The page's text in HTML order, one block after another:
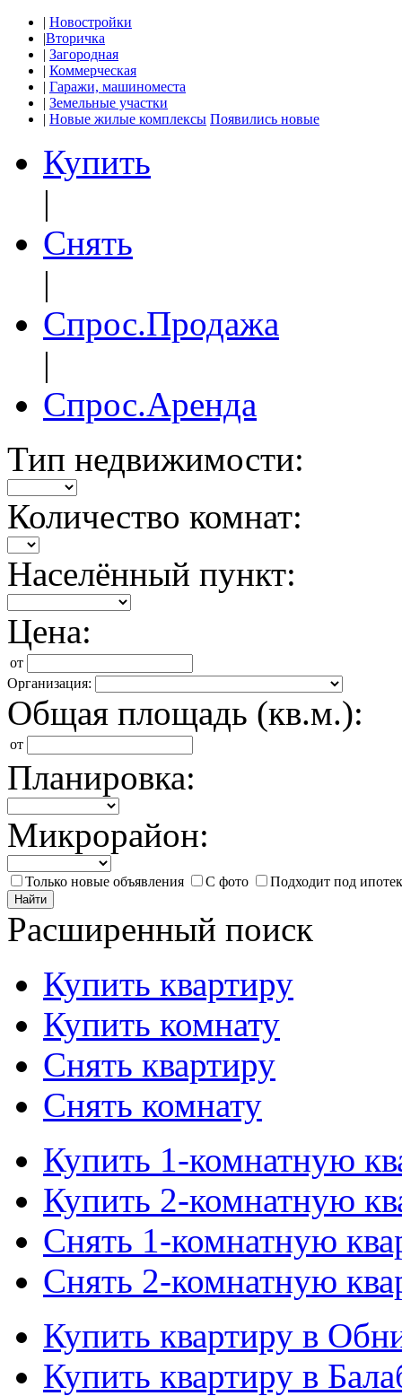
| Новостройки
|Вторичка
| Загородная
| Коммерческая
| Гаражи, машиноместа
| Земельные участки
| Новые жилые комплексы Появились новые
Купить
|
Снять
|
Спрос.Продажа
|
Спрос.Аренда
Тип недвижимости:
Количество комнат:
Населённый пункт:
Цена:
от
Организация:
Общая площадь (кв.м.):
от
Планировка:
Микрорайон:
Только новые объявления С фото Подходит под
Найти
Расширенный поиск
Купить квартиру
Купить комнату
Снять квартиру
Снять комнату
Купить 1-комнатную
Купить 2-комнатную
Снять 1-комнатную
Снять 2-комнатную
Купить квартиру в
Купить квартиру в